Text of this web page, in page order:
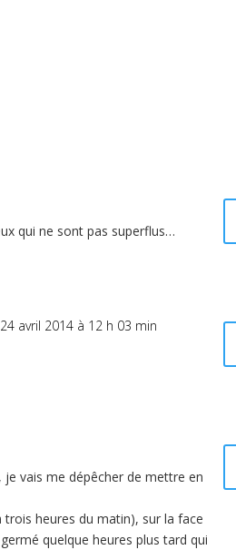
qui ne sont pas superflus…
avril 2014 à 12 h 03 min
vais me dépêcher de mettre en
trois heures du matin), sur la face
quelque heures plus tard qui